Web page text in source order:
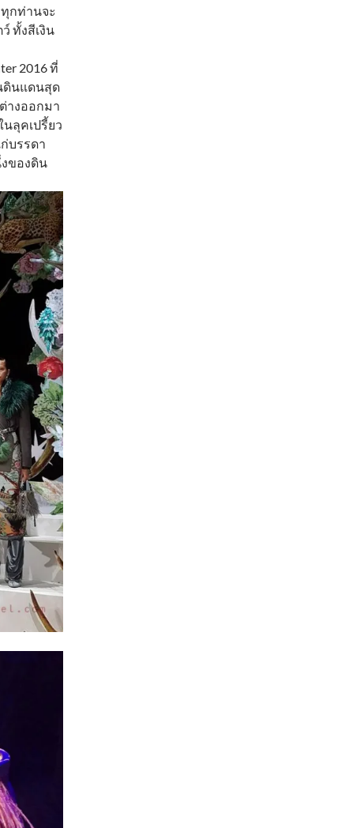
กท่านจะ
ทั้งสีเงิน
2016 ที่
ดินแดนสุด
างออกมา
ลุคเปรี้ยว
บรรดา
ของดิน